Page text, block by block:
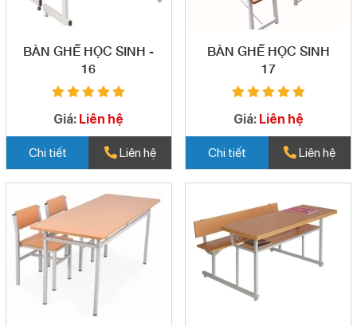
BÀN GHẾ HỌC SINH -
16
Giá: Liên hệ
Chi tiết Liên hệ
BÀN GHẾ HỌC SINH
17
Giá: Liên hệ
Chi tiết Liên hệ